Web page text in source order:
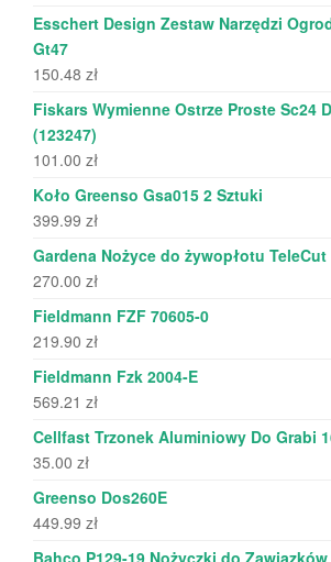
Esschert Design Zestaw Narzędzi
Gt47
150.48 zł
Fiskars Wymienne Ostrze Proste Sc24
(123247)
101.00 zł
Koło Greenso Gsa015 2 Sztuki
399.99 zł
Gardena Nożyce do żywopłotu TeleCut
270.00 zł
Fieldmann FZF 70605-0
219.90 zł
Fieldmann Fzk 2004-E
569.21 zł
Cellfast Trzonek Aluminiowy Do Grabi
35.00 zł
Greenso Dos260E
449.99 zł
Bahco P129-19 Nożyczki do Zawiązków